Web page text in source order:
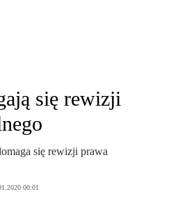
się rewizji
się rewizji prawa
00:01